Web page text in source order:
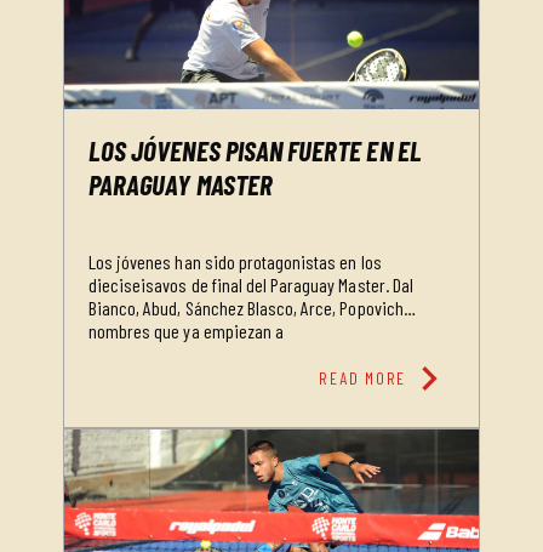
LOS JÓVENES PISAN FUERTE EN EL
PARAGUAY MASTER
Los jóvenes han sido protagonistas en los
dieciseisavos de final del Paraguay Master. Dal
Bianco, Abud, Sánchez Blasco, Arce, Popovich…
nombres que ya empiezan a
READ MORE chevron_right